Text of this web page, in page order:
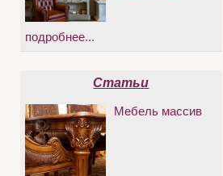
подробнее...
Статьи
Мебель массив